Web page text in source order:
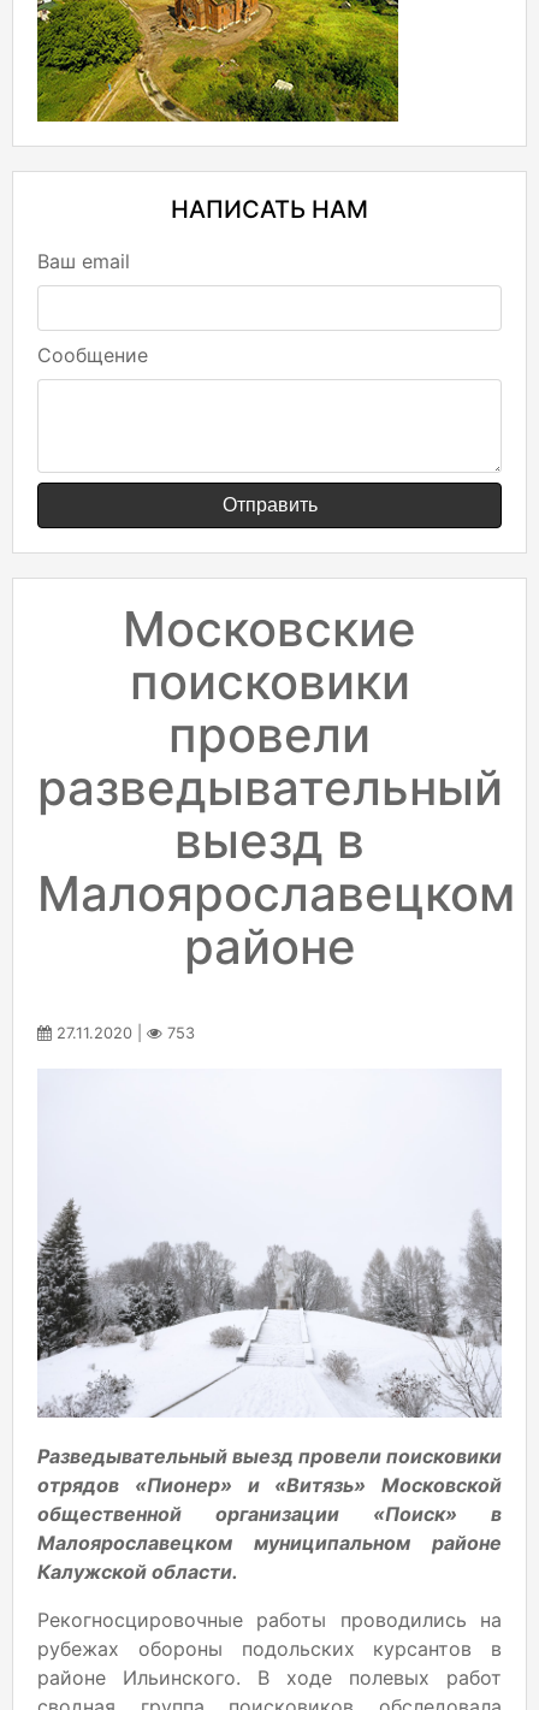
НАПИСАТЬ НАМ
Ваш email
Сообщение
Отправить
Московские
поисковики
провели
разведывательный
выезд в
Малоярославецком
районе
27.11.2020 | 753
Разведывательный выезд провели поисковики
отрядов «Пионер» и «Витязь» Московской
общественной организации «Поиск» в
Малоярославецком муниципальном районе
Калужской области.
Рекогносцировочные работы проводились на
рубежах обороны подольских курсантов в
районе Ильинского. В ходе полевых работ